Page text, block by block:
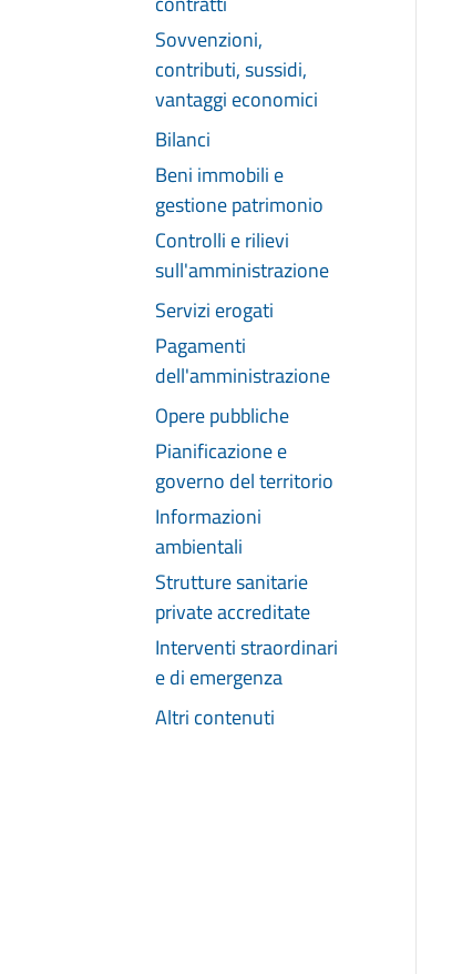
Sovvenzioni,
contributi, sussidi,
vantaggi economici
Bilanci
Beni immobili e
gestione patrimonio
Controlli e rilievi
sull'amministrazione
Servizi erogati
Pagamenti
dell'amministrazione
Opere pubbliche
Pianificazione e
governo del territorio
Informazioni
ambientali
Strutture sanitarie
private accreditate
Interventi straordinari
e di emergenza
Altri contenuti